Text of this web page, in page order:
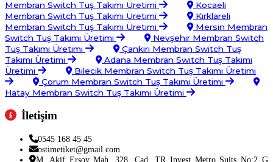
Membran Switch Tuş Takımı Üretimi
Kocaeli
Membran Switch Tuş Takımı Üretimi
Kırklareli
Membran Switch Tuş Takımı Üretimi
Mersin Membran
Switch Tuş Takımı Üretimi
Nevşehir Membran Switch
Tuş Takımı Üretimi
Çankırı Membran Switch Tuş
Takımı Üretimi
Adana Membran Switch Tuş Takımı
Üretimi
Bilecik Membran Switch Tuş Takımı Üretimi
Çorum Membran Switch Tuş Takımı Üretimi
Hatay Membran Switch Tuş Takımı Üretimi
İletişim
0545 168 45 45
ostimetiket@gmail.com
M. Akif Ersoy Mah. 328. Cad. TR Invest Metro Suits No:2 G